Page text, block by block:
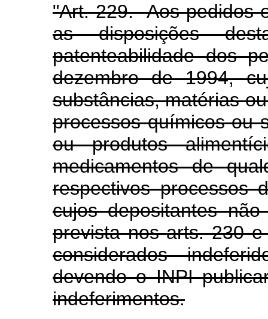
"Art. 229. Aos pedidos
as disposições
patenteabilidade dos
dezembro de 1994,
substâncias, matérias
processos químicos ou
ou produtos
medicamentos de
respectivos processos
cujos depositantes
prevista nos arts. 230
considerados
devendo o INPI
indeferimentos.